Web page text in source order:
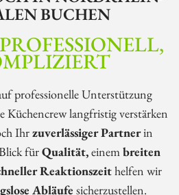
BUCHEN
professionelle Unterstützung
Küchencrew langfristig verstärken
Ihrzuverlässiger Partnerin
fürQualität,einembreiten
Reaktionszeithelfen wir
Abläufe sicherzustellen.